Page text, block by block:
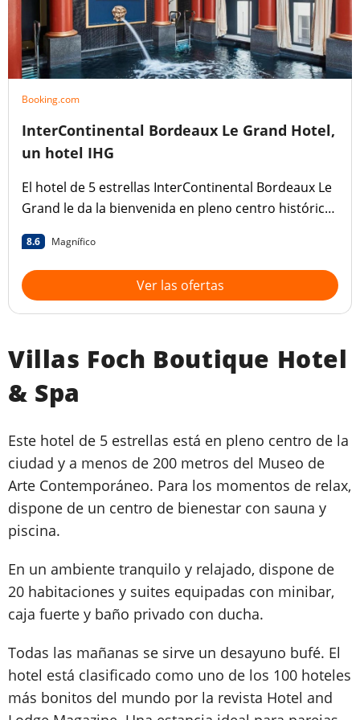
Booking.com
InterContinental Bordeaux Le Grand Hotel,
un hotel IHG
El hotel de 5 estrellas InterContinental Bordeaux Le
Grand le da la bienvenida en pleno centro histórico
8.6 Magnífico
Ver las ofertas
Villas Foch Boutique Hotel
& Spa
Este hotel de 5 estrellas está en pleno centro de la
ciudad y a menos de 200 metros del Museo de
Arte Contemporáneo. Para los momentos de relax,
dispone de un centro de bienestar con sauna y
piscina.
En un ambiente tranquilo y relajado, dispone de
20 habitaciones y suites equipadas con minibar,
caja fuerte y baño privado con ducha.
Todas las mañanas se sirve un desayuno bufé. El
hotel está clasificado como uno de los 100 hoteles
más bonitos del mundo por la revista Hotel and